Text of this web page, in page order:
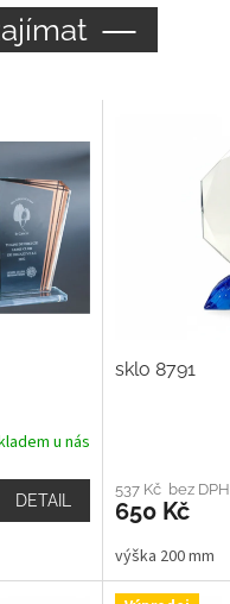
u nás
DETAIL
sklo 8791
537 Kč bez DPH
650 Kč
výška 200 mm